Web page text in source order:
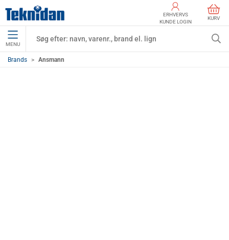
ERHVERVS
KUNDE LOGIN
KURV
MENU
Brands Ansmann